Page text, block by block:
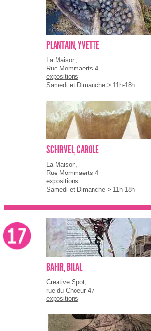
PLANTAIN, YVETTE
La Maison,
Rue Mommaerts 4
expositions
Samedi et Dimanche > 11h-18h
SCHIRVEL, CAROLE
La Maison,
Rue Mommaerts 4
expositions
Samedi et Dimanche > 11h-18h
BAHIR, BILAL
Creative Spot,
rue du Choeur 47
expositions